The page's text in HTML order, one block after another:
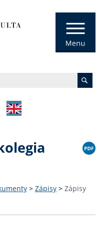
> Zápisy > Zápisy